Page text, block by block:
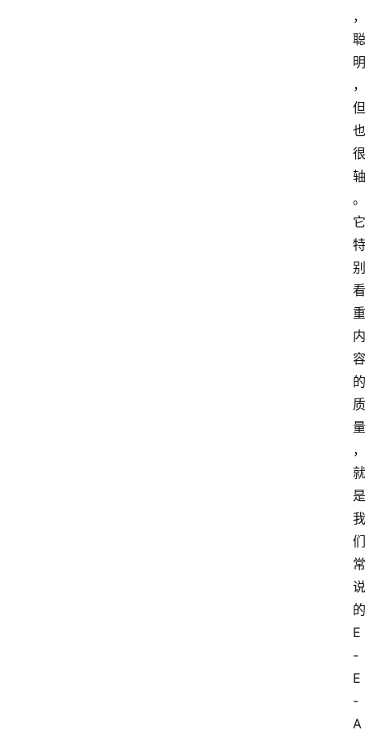
，
聪
明
，
但
也
很
轴
。
它
特
别
看
重
内
容
的
质
量
，
就
是
我
们
常
说
的
E
-
E
-
A